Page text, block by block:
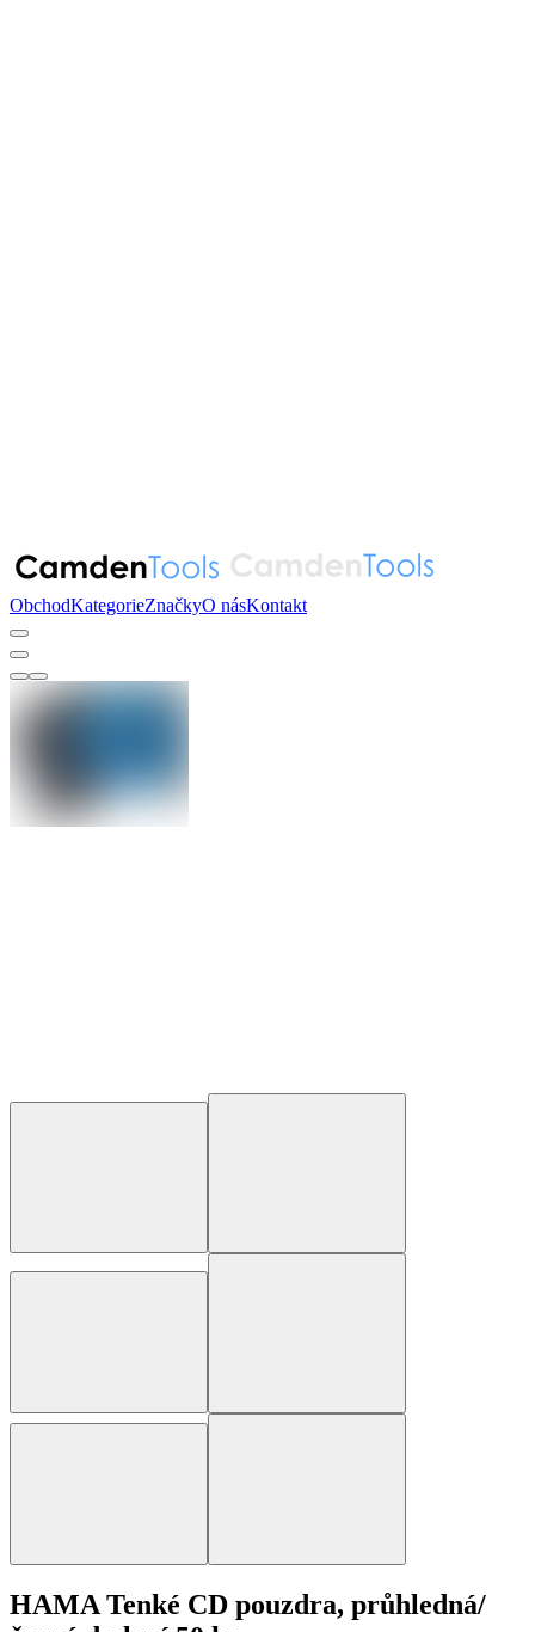
ObchodKategorieZnačkyO násKontakt
HAMA Tenké CD pouzdra, průhledná/